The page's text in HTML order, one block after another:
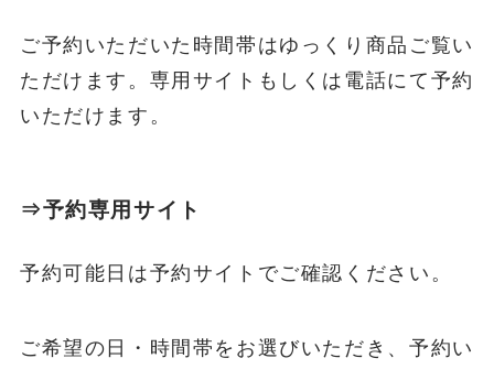
ご予約いただいた時間帯はゆっくり商品ご覧い
ただけます。専用サイトもしくは電話にて予約
いただけます。
⇒予約専用サイト
予約可能日は予約サイトでご確認ください。
ご希望の日・時間帯をお選びいただき、予約い